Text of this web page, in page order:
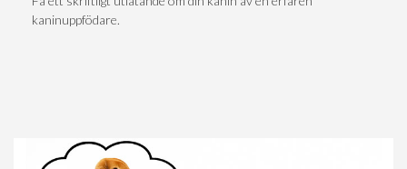
kaninuppfödare.